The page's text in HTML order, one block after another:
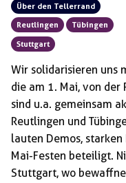
Über den Tellerrand
Reutlingen
Tübingen
Stuttgart
Wir solidarisieren uns
die am 1. Mai, von
sind u.a. gemeinsam
Reutlingen und
lauten Demos,
Mai-Festen beteiligt.
Stuttgart, wo